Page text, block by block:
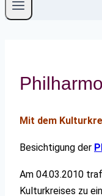
Mit dem
Besichtigung der
Am 04.03.2010
Kulturkreises zu